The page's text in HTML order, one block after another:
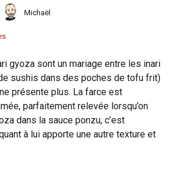
Michaël
gyoza sont un mariage entre les inari
sushis dans des poches de tofu frit)
présente plus. La farce est
parfaitement relevée lorsqu’on
dans la sauce ponzu, c’est
à lui apporte une autre texture et